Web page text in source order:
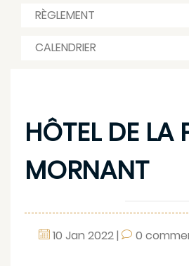
HÔTEL DE LA
MORNANT
10 Jan 2022| 0
RÈGLEMENT
CALENDRIER